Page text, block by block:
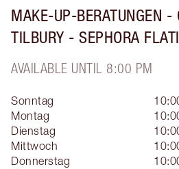
MAKE-UP-BERATUNGEN -
TILBURY - SEPHORA
AVAILABLE UNTIL 8:00 PM
Sonntag
Montag
Dienstag
Mittwoch
Donnerstag